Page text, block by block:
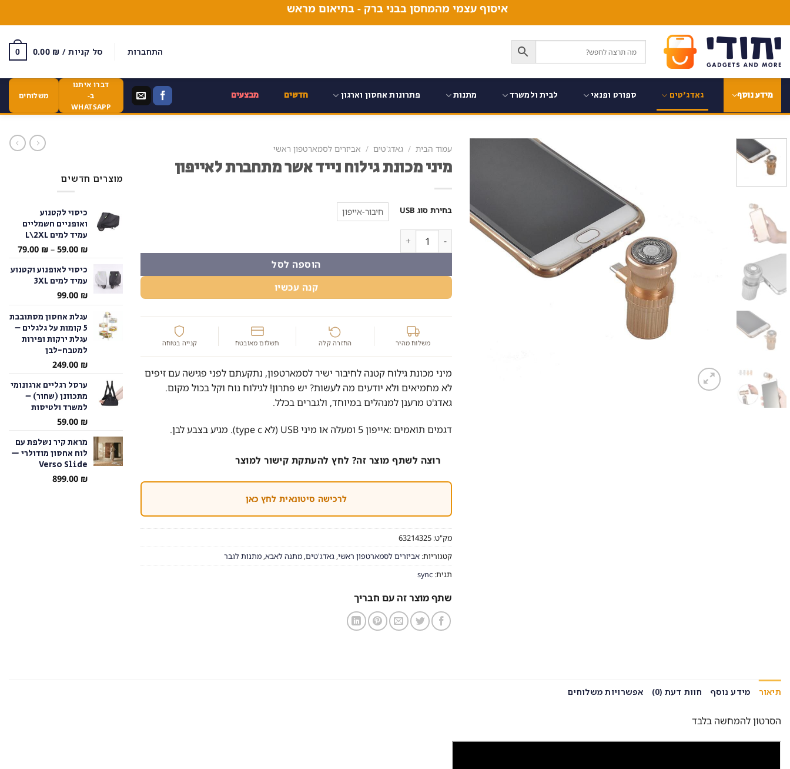
content
איסוף עצמי מהמחסן בבני ברק - בתיאום מראש
התחברות סל קניות / 0.00 ₪
0
מידע נוסף גאדג'טים ספורט ופנאי לבית ולמשרד מתנות פתרונות אחסון וארגון חדשים מבצעים
דברו איתנו
ב-
WHATSAPP
משלוחים
עמוד הבית / גאדג'טים / אביזרים לסמארטפון ראשי
מיני מכונת גילוח נייד אשר מתחברת לאייפון
בחירת סוג USB חיבור-אייפון
כמות של מיני מכונת גילוח נייד אשר מתחברת לאייפון
הוספה לסל
קנה עכשיו
משלוח מהיר החזרה קלה תשלום מאובטח קנייה בטוחה
מיני מכונת גילוח קטנה לחיבור ישיר לסמארטפון, נתקעתם לפני פגישה עם זיפים
לא מחמיאים ולא יודעים מה לעשות? יש פתרון! לגילוח נוח וקל בכול מקום.
גאדג'ט מרענן למנהלים במיוחד, ולגברים בכלל.
דגמים תואמים :אייפון 5 ומעלה או מיני USB (לא ‪(‬type c. מגיע בצבע לבן.
רוצה לשתף מוצר זה? לחץ להעתקת קישור למוצר
לרכישה סיטונאית לחץ כאן
מק"ט: 63214325
קטגוריות: אביזרים לסמארטפון ראשי, גאדג'טים, מתנה לאבא, מתנות לגבר
תגית: sync
שתף מוצר זה עם חבריך
מוצרים חדשים
כיסוי לקטנוע
ואופניים חשמליים
עמיד למים L\2XL
59.00 ₪
–
79.00 ₪
טווח
כיסוי לאופנוע וקטנוע
עמיד למים 3XL
99.00 ₪
עגלת אחסון מסתובבת
5 קומות על גלגלים –
עגלת ירקות ופירות
למטבח-לבן
249.00 ₪
ערסל רגליים ארגונומי
מתכוונן (שחור) –
למשרד ולטיסות
59.00 ₪
מראת קיר נשלפת עם
לוח אחסון מודולרי —
Verso Slide
899.00 ₪
תיאור מידע נוסף חוות דעת (0) אפשרויות משלוחים
הסרטון להמחשה בלבד